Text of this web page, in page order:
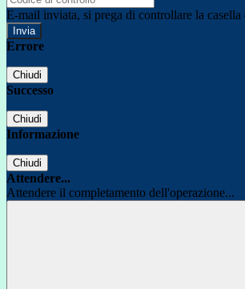
E-mail inviata, si prega di controllare la casella
Errore
Chiudi
Successo
Chiudi
Informazione
Chiudi
Attendere...
Attendere il completamento dell'operazione...